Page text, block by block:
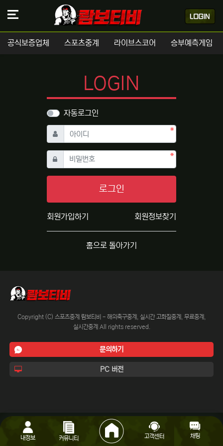
공식보증업체 스포츠중계 라이브스코어 승부예측게임
LOGIN
자동로그인
아이디 필수
비밀번호필수
로그인
회원가입하기 회원정보찾기
홈으로 돌아가기
Copyright (C) 스포츠중계 람보티비 - 해외축구중계, 실시간 고화질중계, 무료중계,
실시간중계 All rights reserved.
문의하기
PC 버전
내정보 커뮤니티 고객센터 채팅